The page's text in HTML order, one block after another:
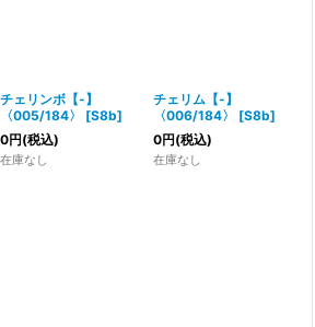
チェリンボ【-】
〈005/184〉
[S8b]
0円(税込)
在庫なし
チェリム【-】
〈006/184〉
[S8b]
0円(税込)
在庫なし